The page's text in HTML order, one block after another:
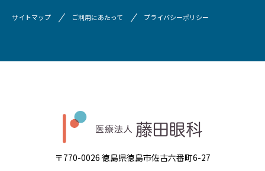
サイトマップ ご利用にあたって プライバシーポリシー
〒770-0026 徳島県徳島市佐古六番町6-27